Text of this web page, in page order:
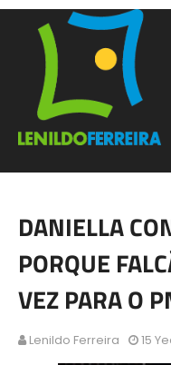
DANIELLA
PORQUE
VEZ PARA O
Lenildo Ferreira 15